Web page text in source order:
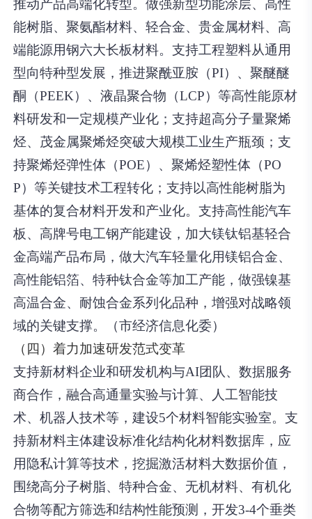
推动产品高端化转型。做强新型功能涂层、高性
能树脂、聚氨酯材料、轻合金、贵金属材料、高
端能源用钢六大长板材料。支持工程塑料从通用
型向特种型发展，推进聚酰亚胺（PI）、聚醚醚
酮（PEEK）、液晶聚合物（LCP）等高性能原材
料研发和一定规模产业化；支持超高分子量聚烯
烃、茂金属聚烯烃突破大规模工业生产瓶颈；支
持聚烯烃弹性体（POE）、聚烯烃塑性体（PO
P）等关键技术工程转化；支持以高性能树脂为
基体的复合材料开发和产业化。支持高性能汽车
板、高牌号电工钢产能建设，加大镁钛铝基轻合
金高端产品布局，做大汽车轻量化用镁铝合金、
高性能铝箔、特种钛合金等加工产能，做强镍基
高温合金、耐蚀合金系列化品种，增强对战略领
域的关键支撑。（市经济信息化委）
（四）着力加速研发范式变革
支持新材料企业和研发机构与AI团队、数据服务
商合作，融合高通量实验与计算、人工智能技
术、机器人技术等，建设5个材料智能实验室。支
持新材料主体建设标准化结构化材料数据库，应
用隐私计算等技术，挖掘激活材料大数据价值，
围绕高分子树脂、特种合金、无机材料、有机化
合物等配方筛选和结构性能预测，开发3-4个垂类